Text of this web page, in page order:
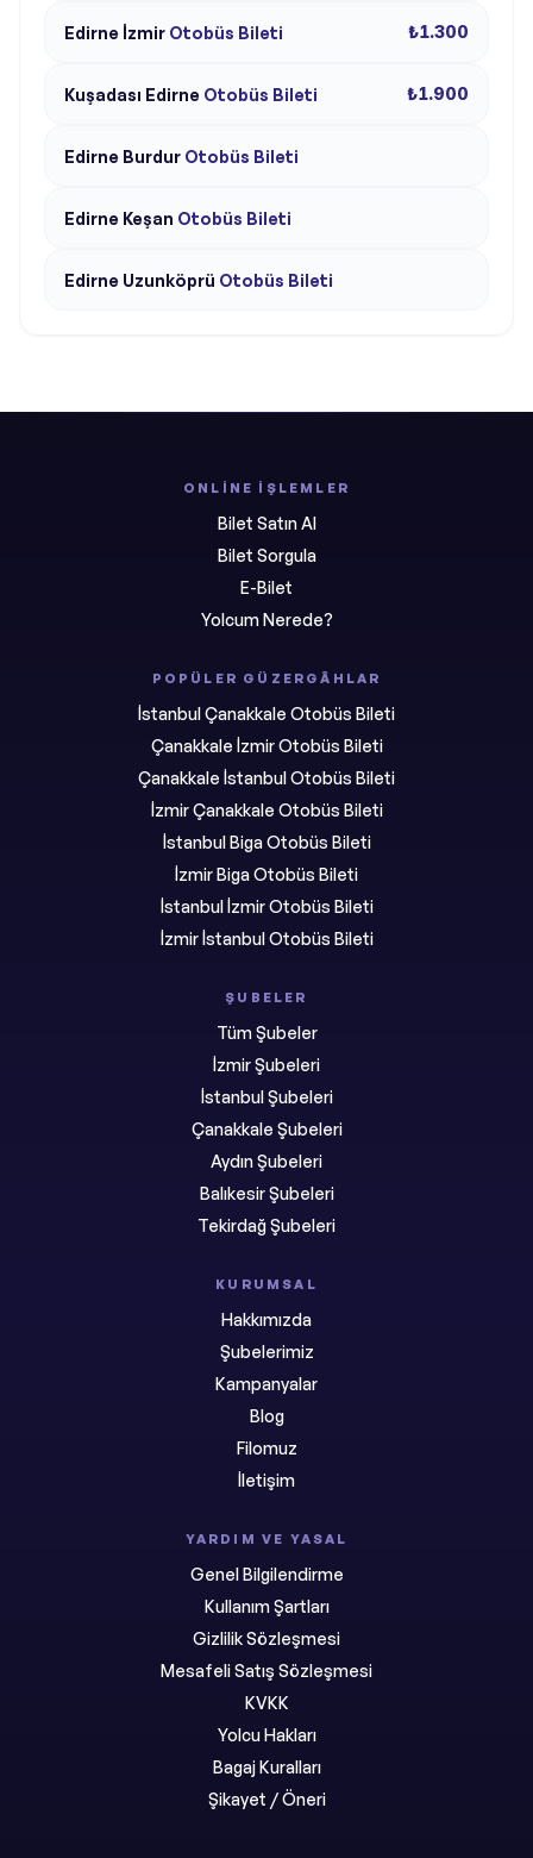
Edirne İzmir Otobüs Bileti ₺1.300
Kuşadası Edirne Otobüs Bileti ₺1.900
Edirne Burdur Otobüs Bileti
Edirne Keşan Otobüs Bileti
Edirne Uzunköprü Otobüs Bileti
ONLINE İŞLEMLER
Bilet Satın Al
Bilet Sorgula
E-Bilet
Yolcum Nerede?
POPÜLER GÜZERGÂHLAR
İstanbul Çanakkale Otobüs Bileti
Çanakkale İzmir Otobüs Bileti
Çanakkale İstanbul Otobüs Bileti
İzmir Çanakkale Otobüs Bileti
İstanbul Biga Otobüs Bileti
İzmir Biga Otobüs Bileti
İstanbul İzmir Otobüs Bileti
İzmir İstanbul Otobüs Bileti
ŞUBELER
Tüm Şubeler
İzmir Şubeleri
İstanbul Şubeleri
Çanakkale Şubeleri
Aydın Şubeleri
Balıkesir Şubeleri
Tekirdağ Şubeleri
KURUMSAL
Hakkımızda
Şubelerimiz
Kampanyalar
Blog
Filomuz
İletişim
YARDIM VE YASAL
Genel Bilgilendirme
Kullanım Şartları
Gizlilik Sözleşmesi
Mesafeli Satış Sözleşmesi
KVKK
Yolcu Hakları
Bagaj Kuralları
Şikayet / Öneri